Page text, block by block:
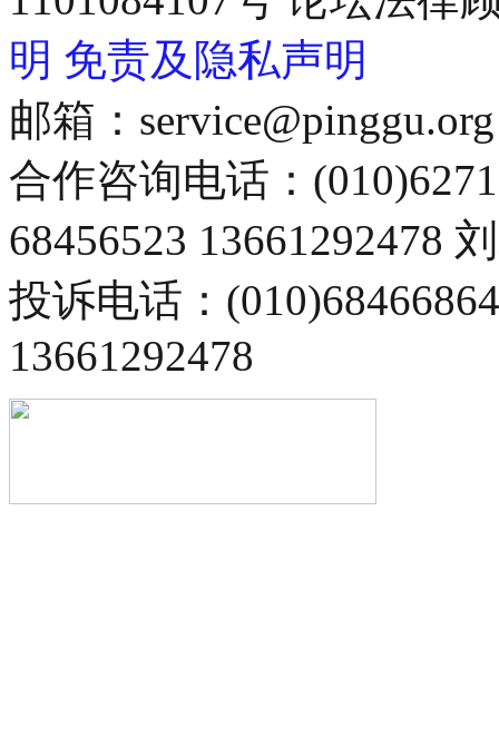
明 免责及隐私声明
邮箱：service@pinggu.org
合作咨询电话：
68456523 13661292478
投诉电话：
13661292478